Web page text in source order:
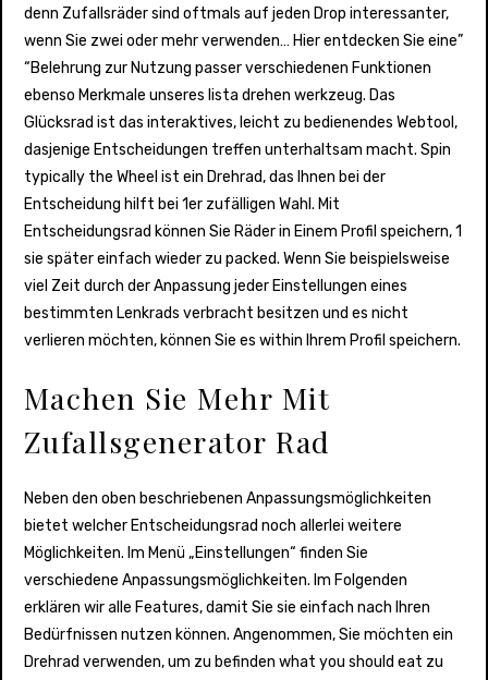
denn Zufallsräder sind oftmals auf jeden Drop interessanter,
wenn Sie zwei oder mehr verwenden… Hier entdecken Sie eine”
“Belehrung zur Nutzung passer verschiedenen Funktionen
ebenso Merkmale unseres lista drehen werkzeug. Das
Glücksrad ist das interaktives, leicht zu bedienendes Webtool,
dasjenige Entscheidungen treffen unterhaltsam macht. Spin
typically the Wheel ist ein Drehrad, das Ihnen bei der
Entscheidung hilft bei 1er zufälligen Wahl. Mit
Entscheidungsrad können Sie Räder in Einem Profil speichern, 1
sie später einfach wieder zu packed. Wenn Sie beispielsweise
viel Zeit durch der Anpassung jeder Einstellungen eines
bestimmten Lenkrads verbracht besitzen und es nicht
verlieren möchten, können Sie es within Ihrem Profil speichern.
Machen Sie Mehr Mit
Zufallsgenerator Rad
Neben den oben beschriebenen Anpassungsmöglichkeiten
bietet welcher Entscheidungsrad noch allerlei weitere
Möglichkeiten. Im Menü „Einstellungen“ finden Sie
verschiedene Anpassungsmöglichkeiten. Im Folgenden
erklären wir alle Features, damit Sie sie einfach nach Ihren
Bedürfnissen nutzen können. Angenommen, Sie möchten ein
Drehrad verwenden, um zu befinden what you should eat zu